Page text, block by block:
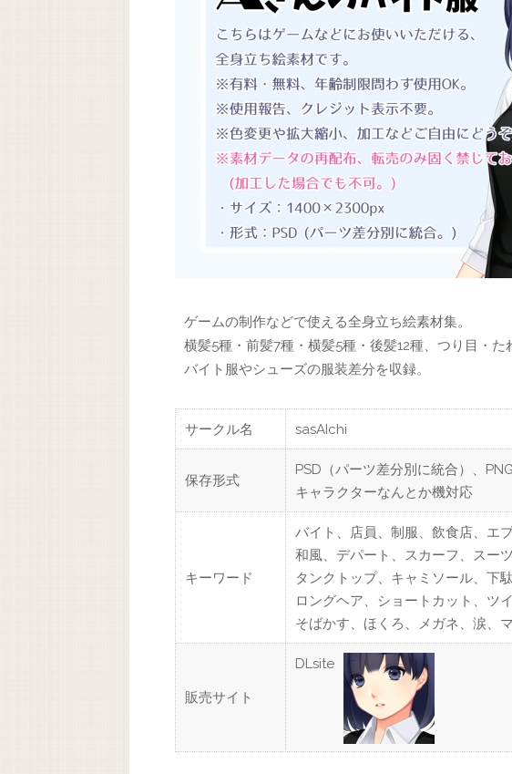
ゲームの制作などで使える全身立ち絵素材集。
横髪5種・前髪7種・横髪5種・後髪12種、つり目・た
バイト服やシューズの服装差分を収録。
サークル名 sasAIchi
保存形式
PSD（パーツ差分別に統合）、
キャラクターなんとか機対応
キーワード
バイト、店員、制服、飲食店、エ
和風、デパート、スカーフ、スー
タンクトップ、キャミソール、下
ロングヘア、ショートカット、ツ
そばかす、ほくろ、メガネ、涙、
販売サイト
DLsite